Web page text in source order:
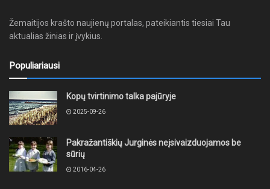
Žemaitijos krašto naujienų portalas, pateikiantis tiesiai Tau
aktualias žinias ir įvykius.
Populiariausi
Kopų tvirtinimo talka pajūryje
2025-09-26
Pakražantiškių Jurginės neįsivaizduojamos be
sūrių
2016-04-26